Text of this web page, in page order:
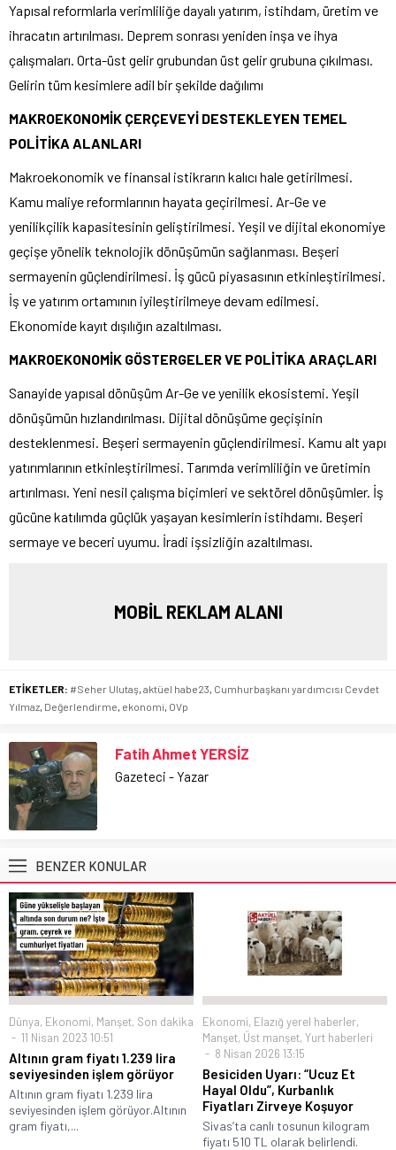
Yapısal reformlarla verimliliğe dayalı yatırım, istihdam, üretim ve
ihracatın artırılması. Deprem sonrası yeniden inşa ve ihya
çalışmaları. Orta-üst gelir grubundan üst gelir grubuna çıkılması.
Gelirin tüm kesimlere adil bir şekilde dağılımı
MAKROEKONOMİK ÇERÇEVEYİ DESTEKLEYEN TEMEL
POLİTİKA ALANLARI
Makroekonomik ve finansal istikrarın kalıcı hale getirilmesi.
Kamu maliye reformlarının hayata geçirilmesi. Ar-Ge ve
yenilikçilik kapasitesinin geliştirilmesi. Yeşil ve dijital ekonomiye
geçişe yönelik teknolojik dönüşümün sağlanması. Beşeri
sermayenin güçlendirilmesi. İş gücü piyasasının etkinleştirilmesi.
İş ve yatırım ortamının iyileştirilmeye devam edilmesi.
Ekonomide kayıt dışılığın azaltılması.
MAKROEKONOMİK GÖSTERGELER VE POLİTİKA ARAÇLARI
Sanayide yapısal dönüşüm Ar-Ge ve yenilik ekosistemi. Yeşil
dönüşümün hızlandırılması. Dijital dönüşüme geçişinin
desteklenmesi. Beşeri sermayenin güçlendirilmesi. Kamu alt yapı
yatırımlarının etkinleştirilmesi. Tarımda verimliliğin ve üretimin
artırılması. Yeni nesil çalışma biçimleri ve sektörel dönüşümler. İş
gücüne katılımda güçlük yaşayan kesimlerin istihdamı. Beşeri
sermaye ve beceri uyumu. İradi işsizliğin azaltılması.
MOBİL REKLAM ALANI
ETİKETLER: #Seher Ulutaş aktüel habe23 Cumhurbaşkanı yardımcısı Cevdet
Yılmaz Değerlendirme ekonomi OVp
Fatih Ahmet YERSİZ
Gazeteci - Yazar
BENZER KONULAR
Dünya, Ekonomi, Manşet, Son dakika
11 Nisan 2023 10:51
Altının gram fiyatı 1.239 lira
seviyesinden işlem görüyor
Altının gram fiyatı 1.239 lira
seviyesinden işlem görüyor.Altının
gram fiyatı,...
Ekonomi, Elazığ yerel haberler,
Manşet, Üst manşet, Yurt haberleri
8 Nisan 2026 13:15
Besiciden Uyarı: “Ucuz Et
Hayal Oldu”, Kurbanlık
Fiyatları Zirveye Koşuyor
Sivas’ta canlı tosunun kilogram
fiyatı 510 TL olarak belirlendi.